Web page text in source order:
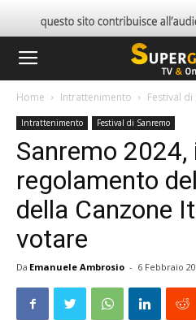
Home Intrattenimento Festival di
Intrattenimento Festival di Sanremo
Sanremo 2024,
regolamento
della Canzone
votare
Da Emanuele Ambrosio - 6 Febbraio